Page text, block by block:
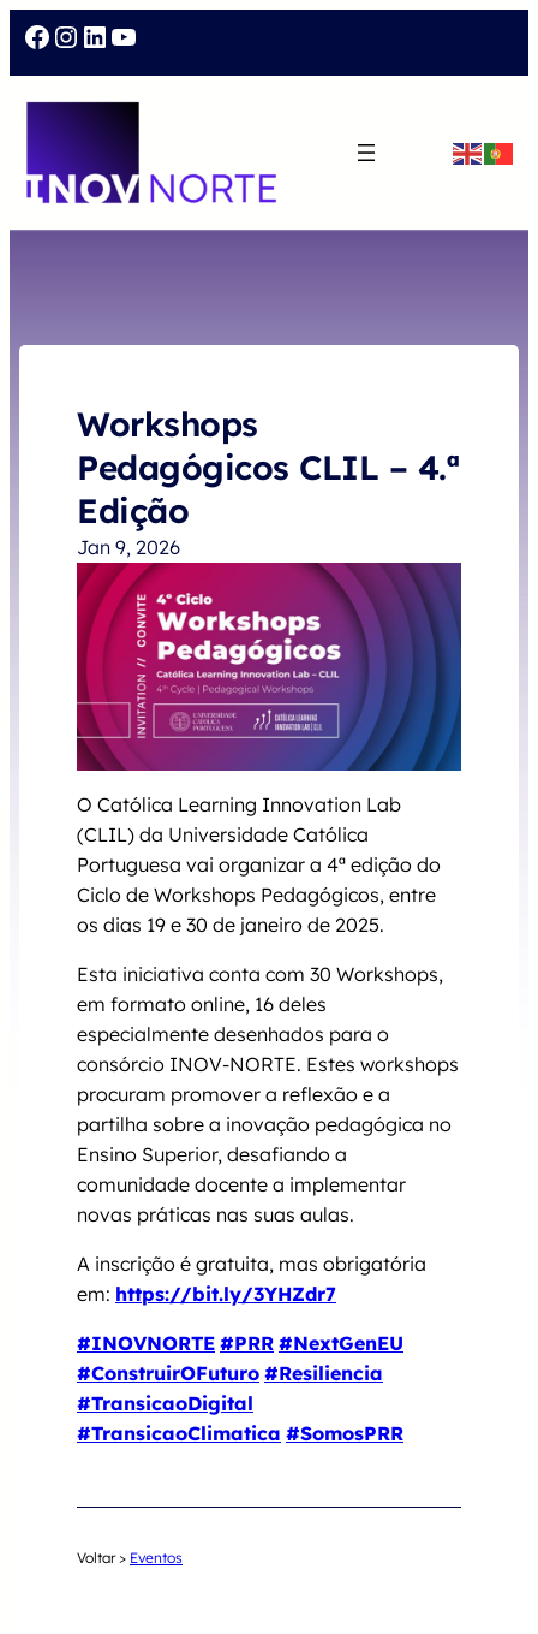
Facebook Instagram LinkedIn YouTube
Workshops
Pedagógicos CLIL – 4.ª
Edição
Jan 9, 2026
O Católica Learning Innovation Lab
(CLIL) da Universidade Católica
Portuguesa vai organizar a 4ª edição do
Ciclo de Workshops Pedagógicos, entre
os dias 19 e 30 de janeiro de 2025.
Esta iniciativa conta com 30 Workshops,
em formato online, 16 deles
especialmente desenhados para o
consórcio INOV-NORTE. Estes workshops
procuram promover a reflexão e a
partilha sobre a inovação pedagógica no
Ensino Superior, desafiando a
comunidade docente a implementar
novas práticas nas suas aulas.
A inscrição é gratuita, mas obrigatória
em: https://bit.ly/3YHZdr7
#INOVNORTE #PRR #NextGenEU
#ConstruirOFuturo #Resiliencia
#TransicaoDigital
#TransicaoClimatica #SomosPRR
Voltar > Eventos